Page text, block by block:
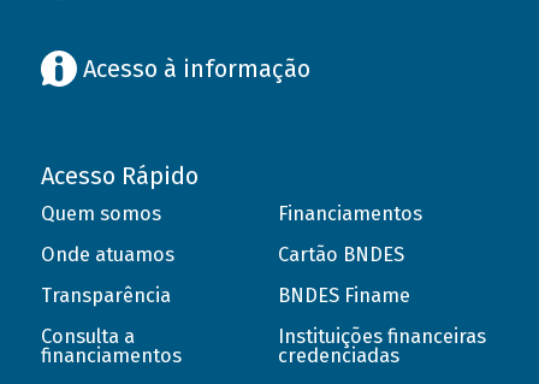
Acesso à informação
Acesso Rápido
Quem somos
Onde atuamos
Transparência
Consulta a
financiamentos
Financiamentos
Cartão BNDES
BNDES Finame
Instituições financeiras
credenciadas